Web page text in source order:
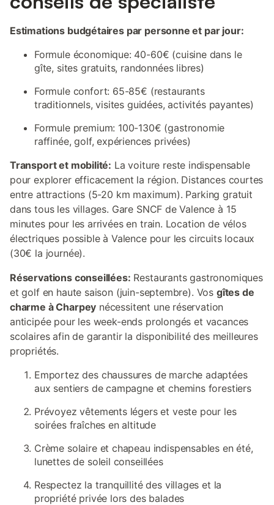
Estimations budgétaires par personne et par jour:
Formule économique: 40-60€ (cuisine dans le
gîte, sites gratuits, randonnées libres)
Formule confort: 65-85€ (restaurants
traditionnels, visites guidées, activités payantes)
Formule premium: 100-130€ (gastronomie
raffinée, golf, expériences privées)
Transport et mobilité: La voiture reste indispensable
pour explorer efficacement la région. Distances courtes
entre attractions (5-20 km maximum). Parking gratuit
dans tous les villages. Gare SNCF de Valence à 15
minutes pour les arrivées en train. Location de vélos
électriques possible à Valence pour les circuits locaux
(30€ la journée).
Réservations conseillées: Restaurants gastronomiques
et golf en haute saison (juin-septembre). Vos gîtes de
charme à Charpey nécessitent une réservation
anticipée pour les week-ends prolongés et vacances
scolaires afin de garantir la disponibilité des meilleures
propriétés.
Emportez des chaussures de marche adaptées
aux sentiers de campagne et chemins forestiers
Prévoyez vêtements légers et veste pour les
soirées fraîches en altitude
Crème solaire et chapeau indispensables en été,
lunettes de soleil conseillées
Respectez la tranquillité des villages et la
propriété privée lors des balades